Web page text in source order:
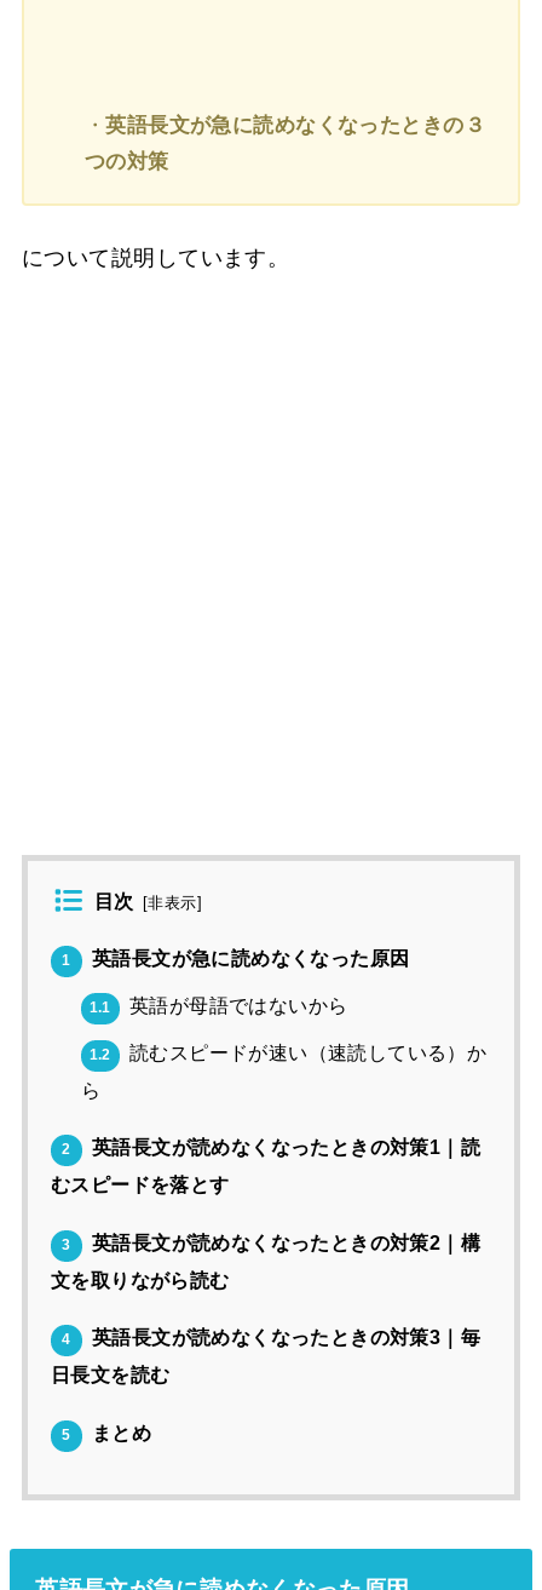
・英語長文が急に読めなくなったときの３
つの対策
について説明しています。
目次 [非表示]
1 英語長文が急に読めなくなった原因
1.1 英語が母語ではないから
1.2
読むスピードが速い（速読している）か
ら
2
英語長文が読めなくなったときの対策1｜読
むスピードを落とす
3
英語長文が読めなくなったときの対策2｜構
文を取りながら読む
4
英語長文が読めなくなったときの対策3｜毎
日長文を読む
5 まとめ